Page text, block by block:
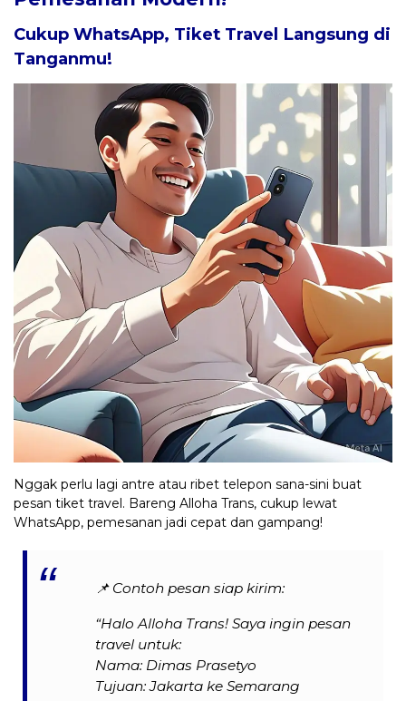
Cukup WhatsApp, Tiket Travel Langsung di
Tanganmu!
Nggak perlu lagi antre atau ribet telepon sana-sini buat
pesan tiket travel. Bareng Alloha Trans, cukup lewat
WhatsApp, pemesanan jadi cepat dan gampang!
📌 Contoh pesan siap kirim:
“Halo Alloha Trans! Saya ingin pesan
travel untuk:
Nama: Dimas Prasetyo
Tujuan: Jakarta ke Semarang